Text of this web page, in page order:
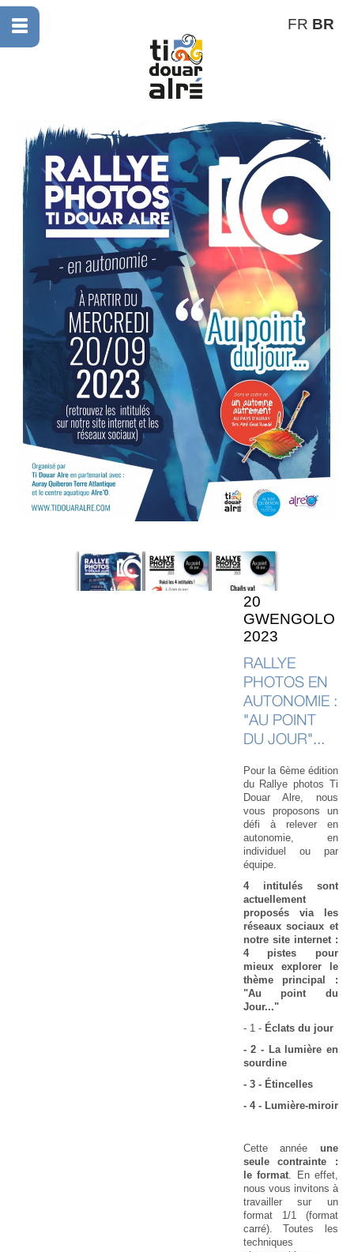
FR BR
20
GWENGOLO
2023
RALLYE
PHOTOS EN
AUTONOMIE :
"AU POINT
DU JOUR"...
Pour la 6ème édition
du Rallye photos Ti
Douar Alre, nous
vous proposons un
défi à relever en
autonomie, en
individuel ou par
équipe.
4 intitulés sont
actuellement
proposés via les
réseaux sociaux et
notre site internet :
4 pistes pour
mieux explorer le
thème principal :
"Au point du
Jour..."
- 1 - Éclats du jour
- 2 - La lumière en
sourdine
- 3 - Étincelles
- 4 - Lumière-miroir
Cette année une
seule contrainte :
le format. En effet,
nous vous invitons à
travailler sur un
format 1/1 (format
carré). Toutes les
techniques